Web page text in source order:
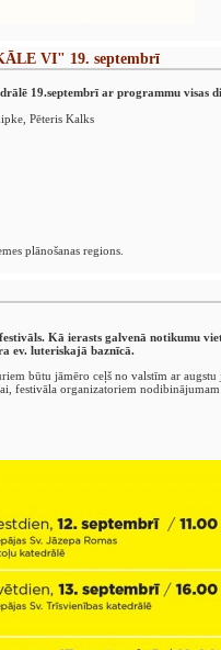
VI" 19. septembrī
19.septembrī ar programmu visas
Pēteris Kalks
plānošanas regions.
Kā ierasts galvenā notikumu
ev. luteriskajā baznīcā.
būtu jāmēro ceļš no valstīm ar augstu
festivāla organizatoriem